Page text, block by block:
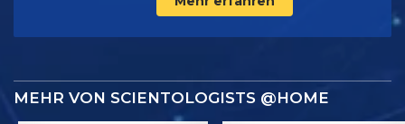
MEHR VON SCIENTOLOGISTS @HOME